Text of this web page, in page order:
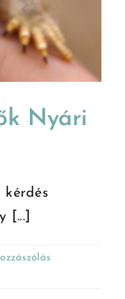
Nyári
[...]